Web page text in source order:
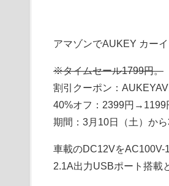
アマゾンでAUKEY カー
※タイムセール1799円。
割引クーポン：
40%オフ：2399円→1199
期間：3月10日（土）か
車載のDC12VをAC100V-
2.1A出力USBポート搭載